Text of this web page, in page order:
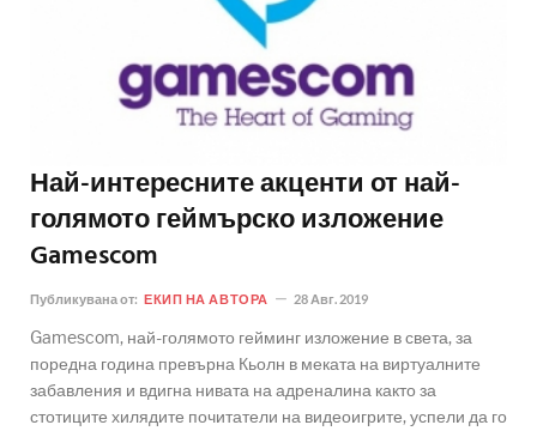
Най-интересните акценти от най-
голямото геймърско изложение
Gamescom
Публикувана от: ЕКИП НА АВТОРА 28 Авг. 2019
Gamescom, най-голямото гейминг изложение в света, за
поредна година превърна Кьолн в меката на виртуалните
забавления и вдигна нивата на адреналина както за
стотиците хилядите почитатели на видеоигрите, успели да го